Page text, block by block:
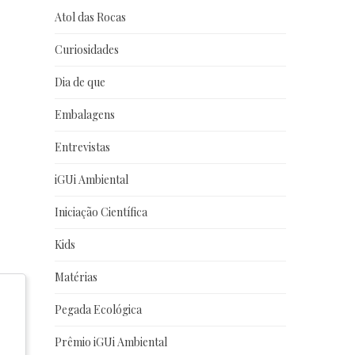
Atol das Rocas
Curiosidades
Dia de que
Embalagens
Entrevistas
iGUi Ambiental
Iniciação Científica
Kids
Matérias
Pegada Ecológica
Prêmio iGUi Ambiental